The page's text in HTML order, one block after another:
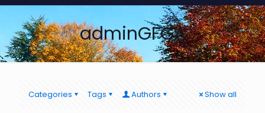
adminGFGA
Categories Tags Authors Show all